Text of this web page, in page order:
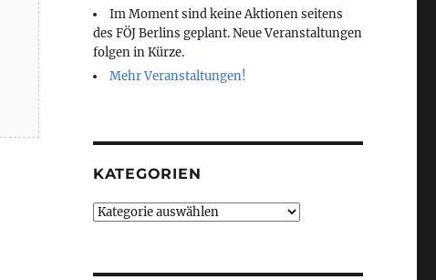
Im Moment sind keine Aktionen seitens
des FÖJ Berlins geplant. Neue Veranstaltungen
folgen in Kürze.
Mehr Veranstaltungen!
KATEGORIEN
Kategorien